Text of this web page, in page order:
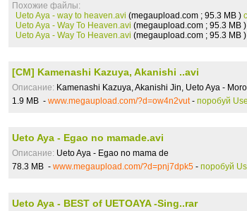
Похожие файлы:
Ueto Aya - way to heaven.avi (megaupload.com ; 95.3 MB )
Ueto Aya - Way To Heaven.avi (megaupload.com ; 95.3 MB )
Ueto Aya - Way To Heaven.avi (megaupload.com ; 95.3 MB )
[CM] Kamenashi Kazuya, Akanishi ..avi
Описание: Kamenashi Kazuya, Akanishi Jin, Ueto Aya -
1.9 MB - www.megaupload.com/?d=ow4n2vut - поробуй
Ueto Aya - Egao no mamade.avi
Описание: Ueto Aya - Egao no mama de
78.3 MB - www.megaupload.com/?d=pnj7dpk5 - поробуй
Ueto Aya - BEST of UETOAYA -Sing..rar